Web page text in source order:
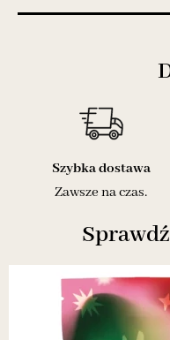
Szybka dostawa
Zawsze na czas.